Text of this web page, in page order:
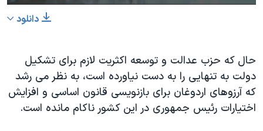
دانلود
حال که حزب عدالت و توسعه اکثریت لازم برای تشکیل
دولت به تنهایی را به دست نیاورده است، به نظر می رشد
که آرزوهای اردوغان برای بازنویسی قانون اساسی و افزایش
اختیارات رئیس جمهوری در این کشور ناکام مانده است.